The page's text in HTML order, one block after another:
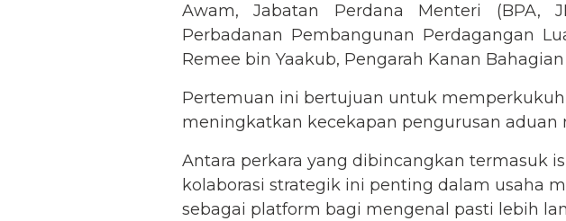
Awam, Jabatan Perdana Menteri (BPA,
Perbadanan Pembangunan Perdagangan
Remee bin Yaakub, Pengarah Kanan
Pertemuan ini bertujuan untuk
meningkatkan kecekapan pengurusan aduan
Antara perkara yang dibincangkan termasuk
kolaborasi strategik ini penting dalam usaha
sebagai platform bagi mengenal pasti lebih